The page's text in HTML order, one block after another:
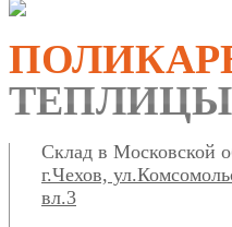
ТЕПЛИЦЫ
Склад в Московской
г.Чехов,
вл.3